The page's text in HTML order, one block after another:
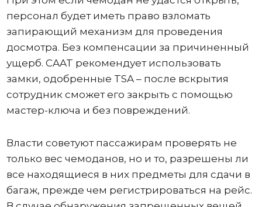
персонал будет иметь право взломать
запирающий механизм для проведения
досмотра. Без компенсации за причиненный
ущерб. CAAT рекомендует использовать
замки, одобренные TSA – после вскрытия
сотрудник сможет его закрыть с помощью
мастер-ключа и без повреждений.
Власти советуют пассажирам проверять не
только вес чемоданов, но и то, разрешены ли
все находящиеся в них предметы для сдачи в
багаж, прежде чем регистрироваться на рейс.